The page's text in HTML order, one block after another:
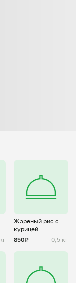
Жареный рис с
курицей
850₽
0,5 кг